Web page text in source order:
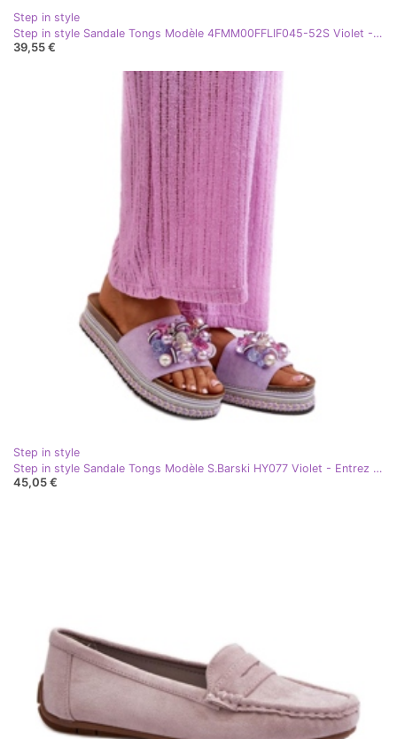
Step in style
Step in style Sandale Tongs Modèle 4FMM00FFLIF045-52S Violet - Entrez dans le style
39,55 €
Step in style
Step in style Sandale Tongs Modèle S.Barski HY077 Violet - Entrez avec style
45,05 €